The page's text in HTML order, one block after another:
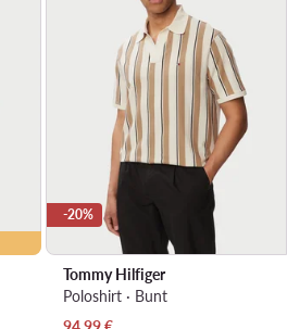
-20%
Tommy Hilfiger
Poloshirt · Bunt